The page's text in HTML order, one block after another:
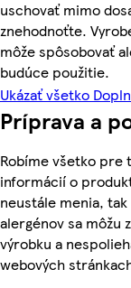
uschovať mimo
znehodnoťte.
môže spôsobovať
budúce použitie.
Ukázať všetko
Príprava a
Robíme všetko pre
informácií o
neustále menia,
alergénov sa môžu
výrobku a
webových